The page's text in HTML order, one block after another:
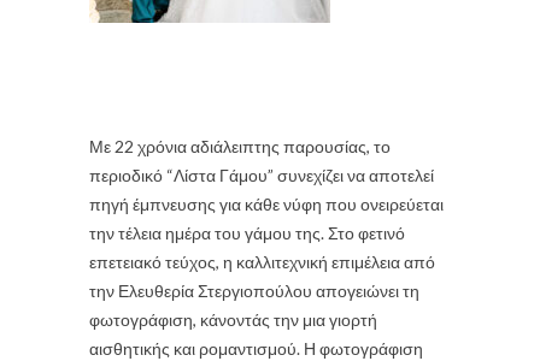
Με 22 χρόνια αδιάλειπτης παρουσίας, το
περιοδικό “Λίστα Γάμου” συνεχίζει να αποτελεί
πηγή έμπνευσης για κάθε νύφη που ονειρεύεται
την τέλεια ημέρα του γάμου της. Στο φετινό
επετειακό τεύχος, η καλλιτεχνική επιμέλεια από
την Ελευθερία Στεργιοπούλου απογειώνει τη
φωτογράφιση, κάνοντάς την μια γιορτή
αισθητικής και ρομαντισμού. Η φωτογράφιση